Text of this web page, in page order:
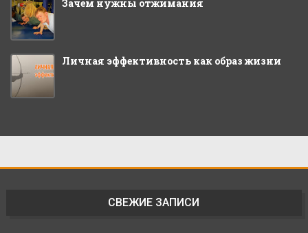
Зачем нужны отжимания
Личная эффективность как образ жизни
СВЕЖИЕ ЗАПИСИ